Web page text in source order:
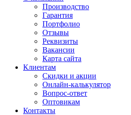
Производство
Гарантия
Портфолио
Отзывы
Реквизиты
Вакансии
Карта сайта
Клиентам
Скидки и акции
Онлайн-калькулятор
Вопрос-ответ
Оптовикам
Контакты